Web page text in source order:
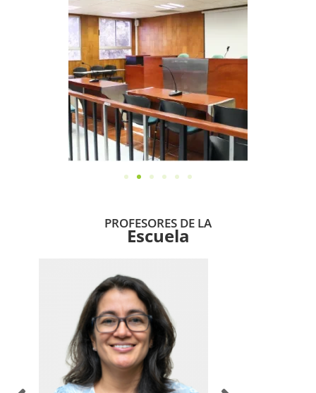
PROFESORES DE LA
Escuela